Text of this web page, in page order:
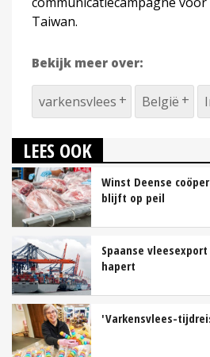
Taiwan.
Bekijk meer over:
varkensvlees België
LEES OOK
Winst Deense
blijft op peil
Spaanse
hapert
'Varkensvlees-